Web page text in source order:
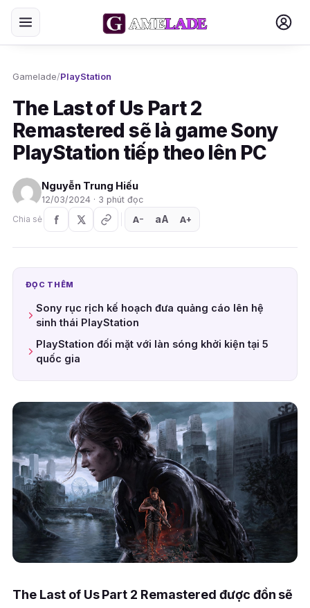
Gamelade/PlayStation
The Last of Us Part 2
Remastered sẽ là game Sony
PlayStation tiếp theo lên PC
Nguyễn Trung Hiếu
12/03/2024 · 3 phút đọc
Chia sẻ
A− aA A+
ĐỌC THÊM
Sony rục rịch kế hoạch đưa quảng cáo lên hệ
sinh thái PlayStation
PlayStation đối mặt với làn sóng khởi kiện tại 5
quốc gia
The Last of Us Part 2 Remastered được đồn sẽ